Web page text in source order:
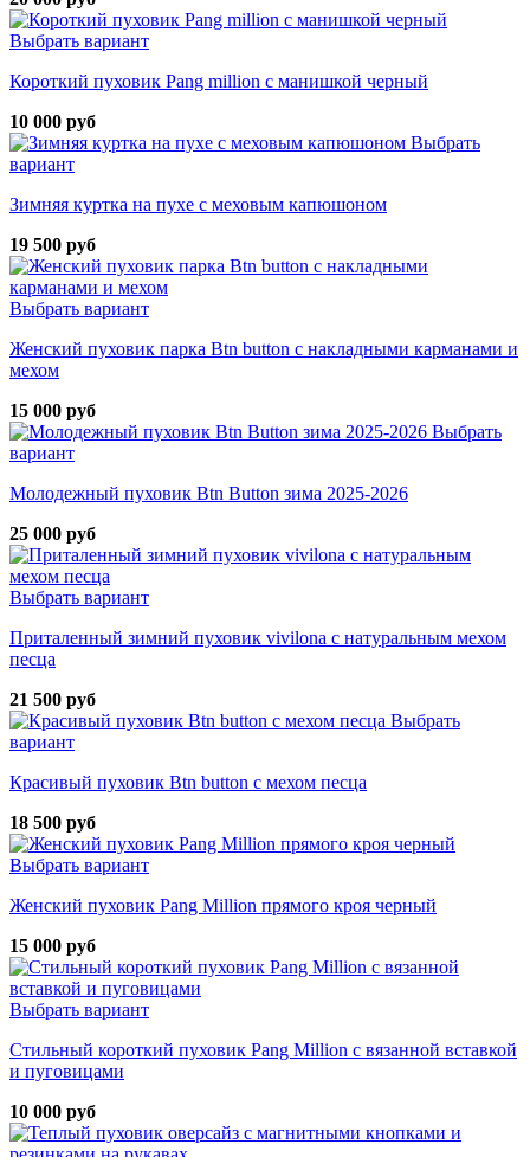
Выбрать вариант
Короткий пуховик Pang million с манишкой черный
10 000 руб
Выбрать
вариант
Зимняя куртка на пухе с меховым капюшоном
19 500 руб
Выбрать вариант
Женский пуховик парка Btn button с накладными карманами и
мехом
15 000 руб
Выбрать
вариант
Молодежный пуховик Btn Button зима 2025-2026
25 000 руб
Выбрать вариант
Приталенный зимний пуховик vivilona с натуральным мехом
песца
21 500 руб
Выбрать
вариант
Красивый пуховик Btn button с мехом песца
18 500 руб
Выбрать вариант
Женский пуховик Pang Million прямого кроя черный
15 000 руб
Выбрать вариант
Стильный короткий пуховик Pang Million с вязанной вставкой
и пуговицами
10 000 руб